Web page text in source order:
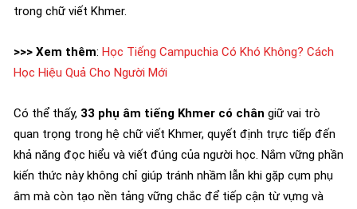
trong chữ viết Khmer.
>>> Xem thêm: Học Tiếng Campuchia Có Khó Không? Cách
Học Hiệu Quả Cho Người Mới
Có thể thấy, 33 phụ âm tiếng Khmer có chân giữ vai trò
quan trọng trong hệ chữ viết Khmer, quyết định trực tiếp đến
khả năng đọc hiểu và viết đúng của người học. Nắm vững phần
kiến thức này không chỉ giúp tránh nhầm lẫn khi gặp cụm phụ
âm mà còn tạo nền tảng vững chắc để tiếp cận từ vựng và